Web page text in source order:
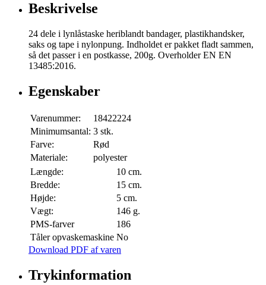
Beskrivelse
24 dele i lynlåstaske heriblandt bandager, plastikhandsker,
saks og tape i nylonpung. Indholdet er pakket fladt sammen,
så det passer i en postkasse, 200g. Overholder EN EN
13485:2016.
Egenskaber
Varenummer:
18422224
Minimumsantal: 3 stk.
Farve:
Rød
Materiale:
polyester
Længde:
10 cm.
Bredde:
15 cm.
Højde:
5 cm.
Vægt:
146 g.
PMS-farver
186
Tåler opvaskemaskine No
Download PDF af varen
Trykinformation